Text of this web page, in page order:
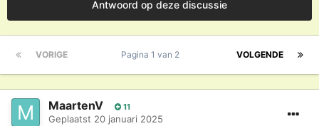
Antwoord op deze discussie
VORIGE VOLGENDE
Pagina 1 van 2
MaartenV 11
Geplaatst 20 januari 2025